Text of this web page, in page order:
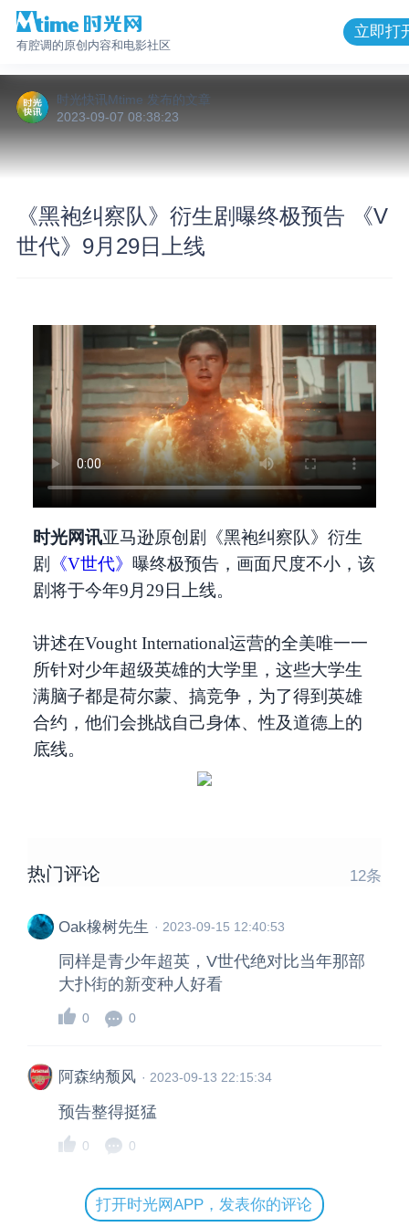
有腔调的原创内容和电影社区
立即打
时光快讯Mtime 发布的 文章
2023-09-07 08:38:23
《黑袍纠察队》衍生剧曝终极预告 《V
世代》9月29日上线
时光网讯亚马逊原创剧《黑袍纠察队》衍生
剧
《V世代》 曝终极预告，画面尺度不小，该
剧将于今年9月29日上线。
讲述在Vought International运营的全美唯一一
所针对少年超级英雄的大学里，这些大学生
满脑子都是荷尔蒙、搞竞争，为了得到英雄
合约，他们会挑战自己身体、性及道德上的
底线。
热门评论 12条
Oak橡树先生 · 2023-09-15 12:40:53
同样是青少年超英，V世代绝对比当年那部
大扑街的新变种人好看
0 0
阿森纳颓风 · 2023-09-13 22:15:34
预告整得挺猛
0 0
打开时光网APP，发表你的评论